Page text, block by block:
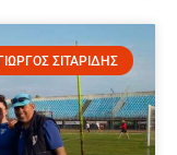
ΣΙΤΑΡΙΔΗΣ